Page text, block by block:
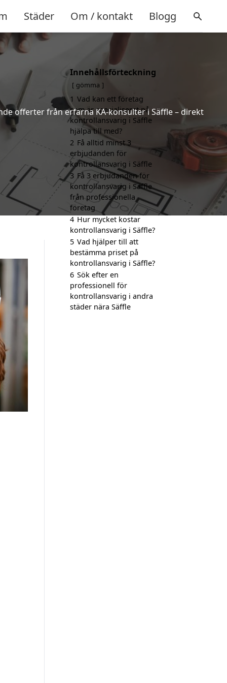
Städer Om / kontakt Blogg
offerter från erfarna KA-konsulter i Säffle – direkt
Innehållsförteckning
gömma
1 Vad kan ett företag
som är specialiserat på
kontrollansvarig i Säffle
hjälpa till med?
2 Få alltid minst 3
erbjudanden för
kontrollansvarig i Säffle
3 Få 3 erbjudanden för
kontrollansvarig i Säffle
från professionella
företag
4 Hur mycket kostar
kontrollansvarig i Säffle?
5 Vad hjälper till att
bestämma priset på
kontrollansvarig i Säffle?
6 Sök efter en
professionell för
kontrollansvarig i andra
städer nära Säffle